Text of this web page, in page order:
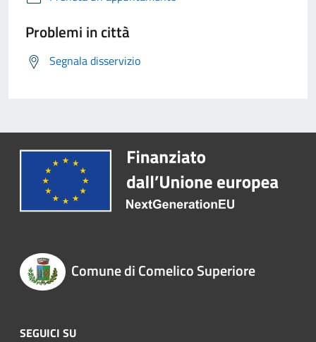
Problemi in città
Segnala disservizio
Comune di Comelico Superiore
SEGUICI SU